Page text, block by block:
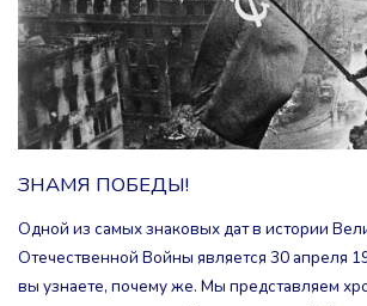
ЗНАМЯ ПОБЕДЫ!
Одной из самых знаковых дат в истории
Отечественной Войны является 30 апреля
вы узнаете, почему же. Мы представляем